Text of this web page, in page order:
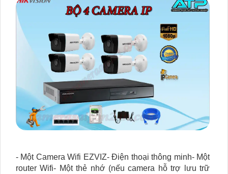
- Một Camera Wifi EZVIZ- Điện thoại thông minh- Một
router Wifi- Một thẻ nhớ (nếu camera hỗ trợ lưu trữ